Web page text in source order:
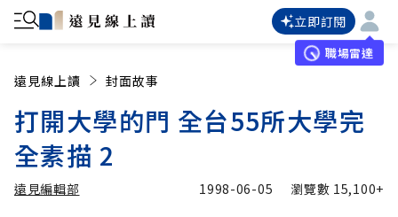
立即訂閱
職場雷達
遠見線上讀 封面故事
打開大學的門 全台55所大學完
全素描 2
遠見編輯部 1998-06-05 瀏覽數 15,100+